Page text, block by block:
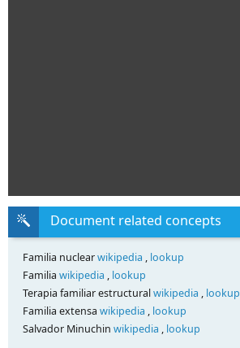
Document related concepts
Familia nuclearwikipedia , lookup
Familia wikipedia , lookup
Terapia familiar estructuralwikipedia , lookup
Familia extensa wikipedia , lookup
Salvador Minuchin wikipedia , lookup